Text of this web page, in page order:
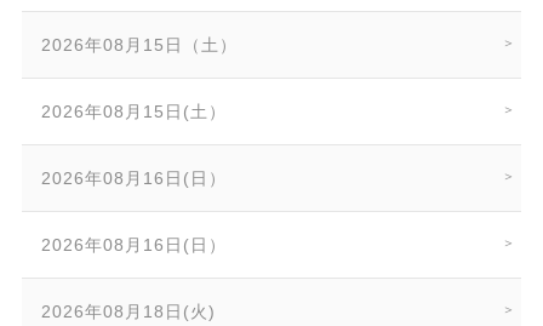
2026年08月15日（土）
2026年08月15日(土）
2026年08月16日(日）
2026年08月16日(日）
2026年08月18日(火)